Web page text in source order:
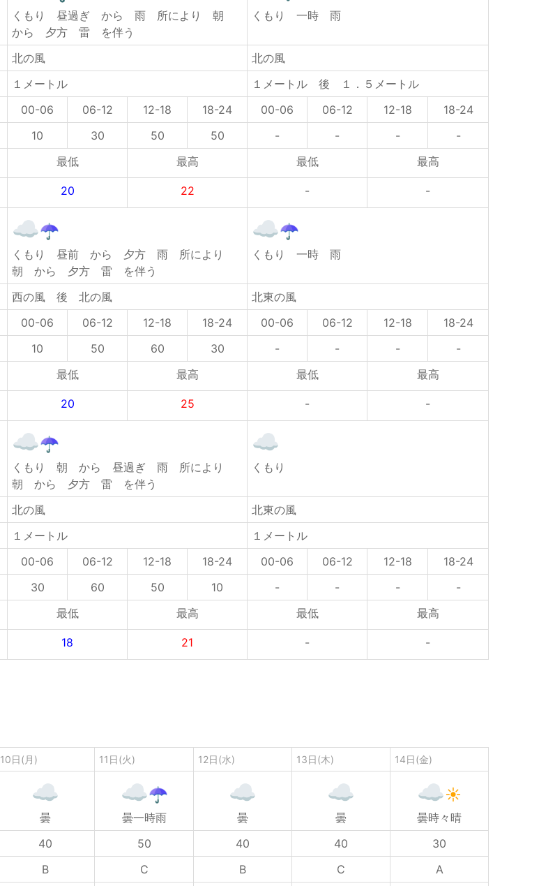
くもり 昼過ぎ から 雨 所により 朝
から 夕方 雷 を伴う
くもり 一時 雨
北の風
北の風
１メートル １メートル 後 １．５メートル
00-06 06-12 12-18 18-24 00-06 06-12 12-18
18-24
10 30 50 50 - - -
-
最低 最高 最低 最高
20 22 - -
くもり 昼前 から 夕方 雨 所により
朝 から 夕方 雷 を伴う
くもり 一時 雨
西の風 後 北の風 北東の風
00-06 06-12 12-18 18-24 00-06 06-12 12-18
18-24
10 50 60 30 - - -
-
最低 最高 最低 最高
20 25 - -
くもり 朝 から 昼過ぎ 雨 所により
朝 から 夕方 雷 を伴う
くもり
北の風
北東の風
１メートル １メートル
00-06 06-12 12-18 18-24 00-06 06-12 12-18
18-24
30 60 50 10 - - -
-
最低 最高 最低 最高
18 21 - -
10日(月) 11日(火) 12日(水) 13日(木) 14日(金)
曇 曇一時雨 曇 曇
曇時々晴
40 50 40 40
30
B C B C A